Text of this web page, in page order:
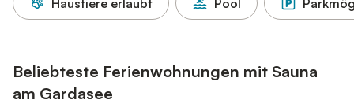
Haustiere erlaubt Pool
Beliebteste Ferienwohnungen mit Sauna
am Gardasee